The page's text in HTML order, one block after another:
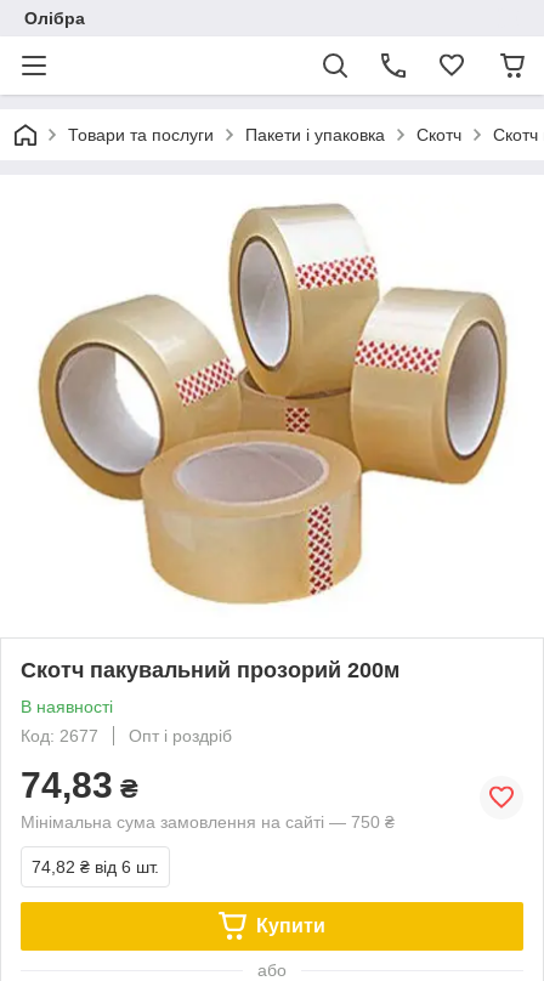
Олібра
Товари та послуги Пакети і упаковка Скотч Скотч
Скотч пакувальний прозорий 200м
В наявності
Код: 2677
Опт і роздріб
74,83 ₴
Мінімальна сума замовлення на сайті — 750 ₴
74,82 ₴ від 6 шт.
Купити
або